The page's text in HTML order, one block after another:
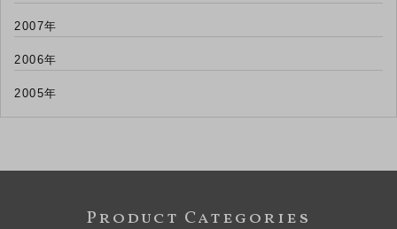
2007年
2006年
2005年
Product Categories